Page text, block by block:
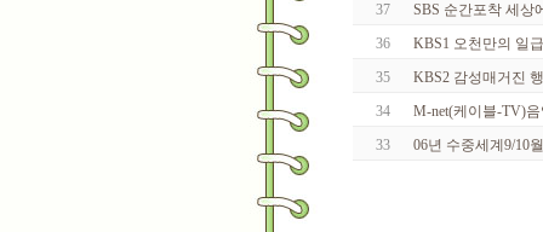
37
SBS 순간포착 세상
36
KBS1 오천만의 일
35
KBS2 감성매거진
34
M-net(케이블-TV)
33
06년 수중세계9/10